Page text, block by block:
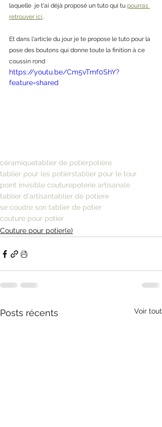
laquelle  je t'ai déjà proposé un tuto qui tu pourras
retrouver ici
Et dans l'article du jour je te propose le tuto pour la
pose des boutons qui donne toute la finition à ce
coussin rond
https://youtu.be/Cm5vTmf0ShY?
feature=shared
céramiquetablier de potierpotière
tablier pour les potierstablier pour le tour
point invisible couturepoterie artisanale
tablier d'artisantablier de potiere
se coudre son tablier de potier
couture pour potier
Couture pour potier(e)
Posts récents Voir tout